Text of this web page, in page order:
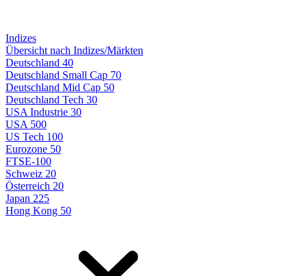
Indizes
Übersicht nach Indizes/Märkten
Deutschland 40
Deutschland Small Cap 70
Deutschland Mid Cap 50
Deutschland Tech 30
USA Industrie 30
USA 500
US Tech 100
Eurozone 50
FTSE-100
Schweiz 20
Österreich 20
Japan 225
Hong Kong 50